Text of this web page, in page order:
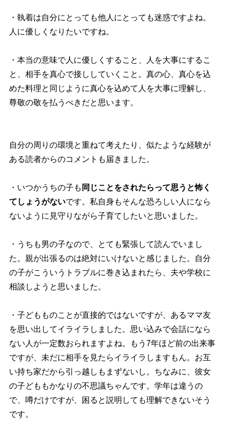
・執着は自分にとっても他人にとっても迷惑ですよね。
人に優しくなりたいですね。
・本当の意味で人に優しくすること、人を大事にするこ
と、相手を真心で接ししていくこと。真の心、真心を込
めた料理と同じように真心を込めて人を大事に理解し、
尊敬の敬を払うべきだと思います。
自分の周りの環境と重ねて考えたり、似たような経験が
ある読者からのコメントも届きました。
・いつかうちの子も 同じことをされたらって思うと怖く
てしょうがないです。私自身もそんな恐ろしい人になら
ないように見守りながら子育てしたいと思いました。
・うちも男の子なので、とても緊張して読んでいまし
た。親が出張るのは絶対にいけないと感じました。自分
の子がこういうトラブルに巻き込まれたら、夫や学校に
相談しようと思いました。
・子どもものことが直接的ではないですが、あるママ友
を思い出してイライラしました。思い込みで会話になら
ない人が一定数おられますよね。もう7年ほど前の出来事
ですが、未だに相手を見たらイライラしますもん。お互
い持ち家だから引っ越しもまずないし。ちなみに、彼女
の子どももかなりの不思議ちゃんです。学年は違うの
で、噂だけですが、困ると説明しても理解できないそう
です。